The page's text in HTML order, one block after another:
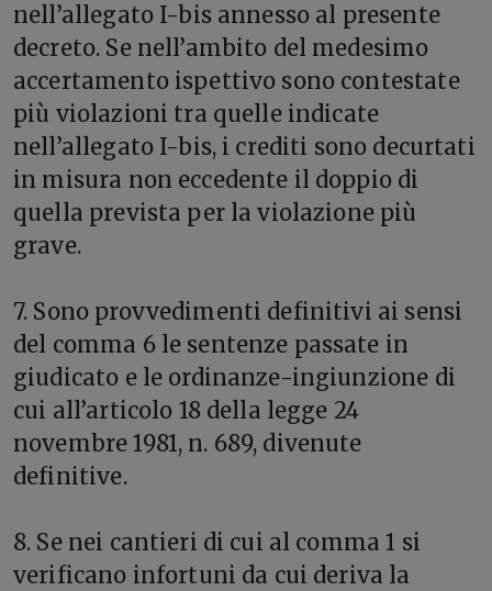
nell’allegato I-bis annesso al presente
decreto. Se nell’ambito del medesimo
accertamento ispettivo sono contestate
più violazioni tra quelle indicate
nell’allegato I-bis, i crediti sono decurtati
in misura non eccedente il doppio di
quella prevista per la violazione più
grave.
7. Sono provvedimenti definitivi ai sensi
del comma 6 le sentenze passate in
giudicato e le ordinanze-ingiunzione di
cui all’articolo 18 della legge 24
novembre 1981, n. 689, divenute
definitive.
8. Se nei cantieri di cui al comma 1 si
verificano infortuni da cui deriva la